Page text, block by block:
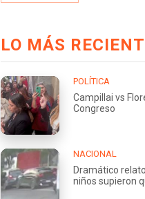
LO MÁS
POLÍTICA
Campillai vs
Congreso
NACIONAL
Dramático
niños supieron